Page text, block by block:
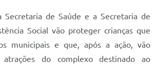
Secretaria de Saúde e a Secretaria de
Social vão proteger crianças que
municipais e que, após a ação, vão
do complexo destinado ao